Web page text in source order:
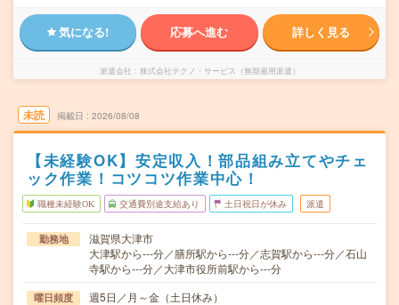
気になる! 応募へ進む 詳しく見る
派遣会社 株式会社テクノ・サービス（無期雇用派遣）
未読 掲載日 2026/08/08
【未経験OK】安定収入！部品組み立てやチェ
ック作業！コツコツ作業中心！
職種未経験OK 交通費別途支給あり 土日祝日が休み 派遣
勤務地
滋賀県大津市
大津駅から---分／膳所駅から---分／志賀駅から---分／石山
寺駅から---分／大津市役所前駅から---分
曜日頻度 週5日／月～金（土日休み）